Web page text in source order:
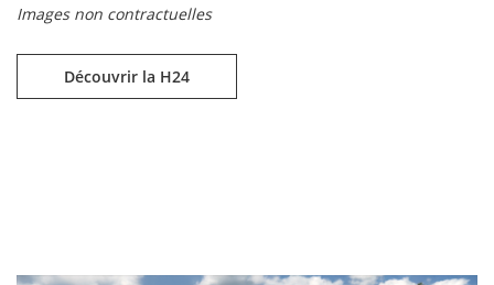
Images non contractuelles
Découvrir la H24